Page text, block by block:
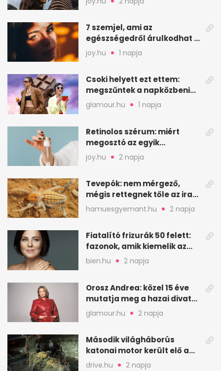
7 szemjel, ami az
egészségedről árulkodhat –
erre figyelj oda
joy.hu 1 napja
Csoki helyett ezt ettem:
megszűntek a napközbeni
nassolási rohamok
glamour.hu 1 napja
Retinolos szérum: miért
megosztó az egyik
leghatásosabb
öregedésgátló?
joy.hu 2 napja
Tevepók: nem mérgező,
mégis rettegnek tőle az iraki
sivatagban
hamuesgyemant.hu 2 napja
Fiatalító frizurák 50 felett:
fazonok, amik kiemelik az
arcodat
bien.hu 2 napja
Orosz Andrea: közel 15 éve
mutatja meg a hazai divat
arcait
glamour.hu 2 napja
Második világháborús
katonai motor került elő a
Dunából a Batthyány térnél
drive.hu 2 napja